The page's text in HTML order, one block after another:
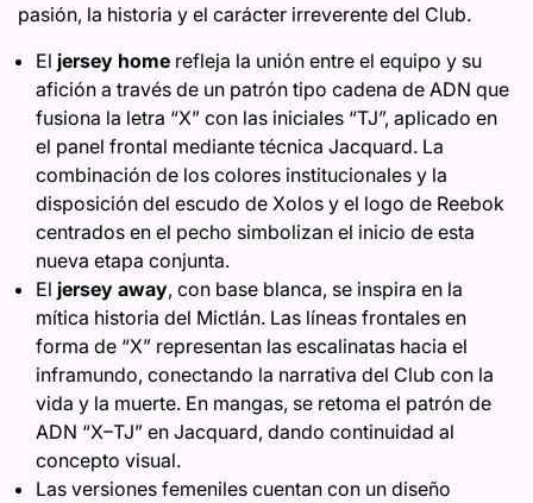
pasión, la historia y el carácter irreverente del Club.
El jersey home refleja la unión entre el equipo y su
afición a través de un patrón tipo cadena de ADN que
fusiona la letra “X” con las iniciales “TJ”, aplicado en
el panel frontal mediante técnica Jacquard. La
combinación de los colores institucionales y la
disposición del escudo de Xolos y el logo de Reebok
centrados en el pecho simbolizan el inicio de esta
nueva etapa conjunta.
El jersey away, con base blanca, se inspira en la
mítica historia del Mictlán. Las líneas frontales en
forma de “X” representan las escalinatas hacia el
inframundo, conectando la narrativa del Club con la
vida y la muerte. En mangas, se retoma el patrón de
ADN “X–TJ” en Jacquard, dando continuidad al
concepto visual.
Las versiones femeniles cuentan con un diseño